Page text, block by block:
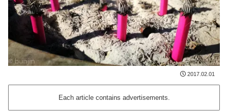
2017.02.01
Each article contains advertisements.